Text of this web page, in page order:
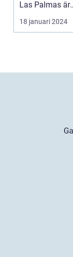
Las Palmas är
huvudstaden
va...
18 januari 2024